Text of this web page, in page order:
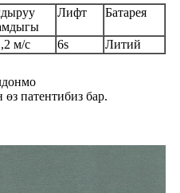
Лифт Батарея
м/с 6s Литий
өз патентибиз бар.